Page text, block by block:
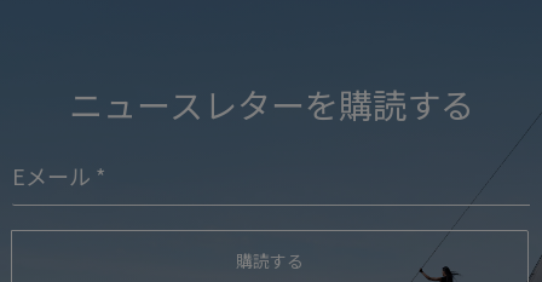
ニュースレターを購読する
購読する